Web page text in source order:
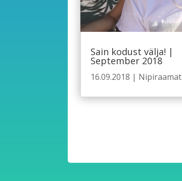
Sain kodust välja! |
September 2018
16.09.2018 | Nipiraamat